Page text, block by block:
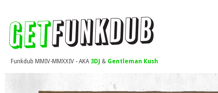
Funkdub MMIV-MMXXIV - AKA 3DJ & Gentleman Kush